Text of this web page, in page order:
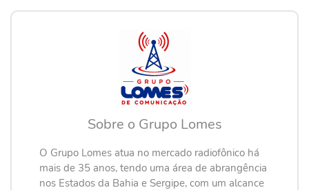
Sobre o Grupo Lomes
O Grupo Lomes atua no mercado radiofônico há
mais de 35 anos, tendo uma área de abrangência
nos Estados da Bahia e Sergipe, com um alcance